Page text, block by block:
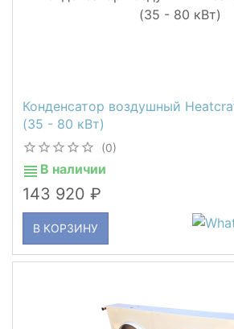
Конденсатор воздушный
(35 - 80 кВт)
(0)
В наличии
143 920
В КОРЗИНУ